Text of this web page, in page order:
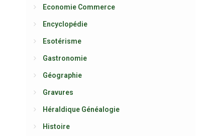
Economie Commerce
Encyclopédie
Esotérisme
Gastronomie
Géographie
Gravures
Héraldique Généalogie
Histoire